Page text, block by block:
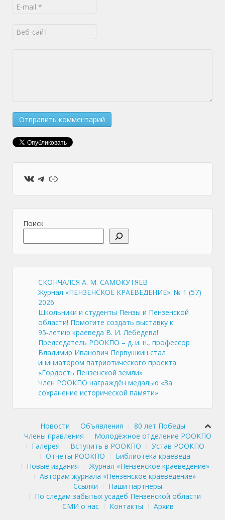
ВКонтакте
Telegram
Ссылка
Поиск
СКОНЧАЛСЯ А. М. САМОКУТЯЕВ
Журнал «ПЕНЗЕНСКОЕ КРАЕВЕДЕНИЕ». № 1 (57)
2026
Школьники и студенты Пензы и Пензенской
области! Помогите создать выставку к
95‑летию краеведа В. И. Лебедева!
Председатель РООКПО – д. и. н., профессор
Владимир Иванович Первушкин стал
инициатором патриотического проекта
«Гордость Пензенской земли»
Член РООКПО награждён медалью «За
сохранение исторической памяти»
Новости Объявления
80 лет Победы
Члены правления
Молодёжное отделение РООКПО
Галерея
Вступить в РООКПО
Устав РООКПО
Отчеты РООКПО
Библиотека краеведа
Новые издания
Журнал «Пензенское краеведение»
Авторам журнала «Пензенское краеведение»
Ссылки
Наши партнеры
По следам забытых усадеб Пензенской области
СМИ о нас
Контакты Архив